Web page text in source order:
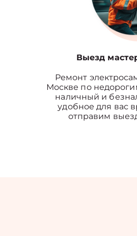
Выезд
Ремонт
Москве по
наличный и
удобное для вас
отправим